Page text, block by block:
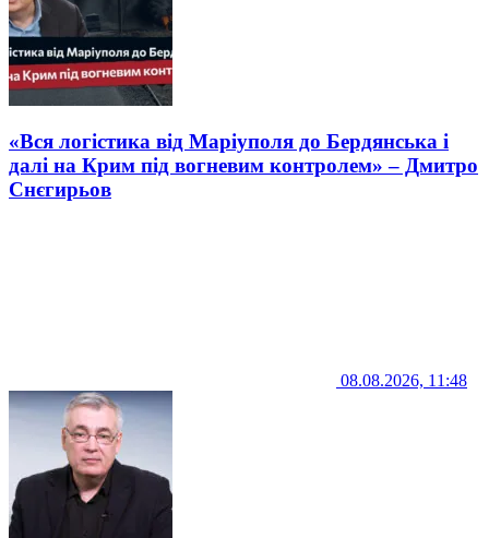
«Вся логістика від Маріуполя до Бердянська і
далі на Крим під вогневим контролем» – Дмитро
Снєгирьов
08.08.2026, 11:48